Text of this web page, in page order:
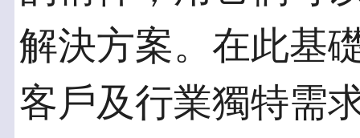
解決方案。在此基
客戶及行業獨特需